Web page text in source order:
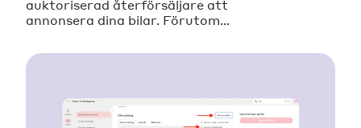
auktoriserad återförsäljare att
annonsera dina bilar. Förutom...